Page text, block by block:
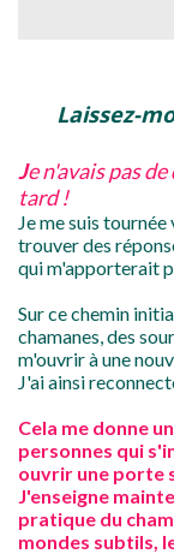
Laissez-
Je n'avais pas
tard !
Je me suis
trouver des
qui m'apporterait
Sur ce chemin
chamanes, des
m'ouvrir à une
J'ai ainsi
Cela me donne
personnes qui
ouvrir une porte
J'enseigne
pratique du
mondes subtils,